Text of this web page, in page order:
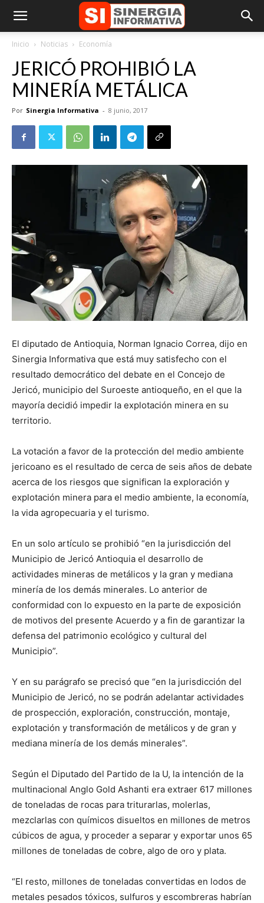
Inicio Noticias Economía
JERICÓ PROHIBIÓ LA
MINERÍA METÁLICA
Por Sinergia Informativa - 8 junio, 2017
El diputado de Antioquia, Norman Ignacio Correa, dijo en
Sinergia Informativa que está muy satisfecho con el
resultado democrático del debate en el Concejo de
Jericó, municipio del Suroeste antioqueño, en el que la
mayoría decidió impedir la explotación minera en su
territorio.
La votación a favor de la protección del medio ambiente
jericoano es el resultado de cerca de seis años de debate
acerca de los riesgos que significan la exploración y
explotación minera para el medio ambiente, la economía,
la vida agropecuaria y el turismo.
En un solo artículo se prohibió “en la jurisdicción del
Municipio de Jericó Antioquia el desarrollo de
actividades mineras de metálicos y la gran y mediana
minería de los demás minerales. Lo anterior de
conformidad con lo expuesto en la parte de exposición
de motivos del presente Acuerdo y a fin de garantizar la
defensa del patrimonio ecológico y cultural del
Municipio”.
Y en su parágrafo se precisó que “en la jurisdicción del
Municipio de Jericó, no se podrán adelantar actividades
de prospección, exploración, construcción, montaje,
explotación y transformación de metálicos y de gran y
mediana minería de los demás minerales”.
Según el Diputado del Partido de la U, la intención de la
multinacional Anglo Gold Ashanti era extraer 617 millones
de toneladas de rocas para triturarlas, molerlas,
mezclarlas con químicos disueltos en millones de metros
cúbicos de agua, y proceder a separar y exportar unos 65
millones de toneladas de cobre, algo de oro y plata.
“El resto, millones de toneladas convertidas en lodos de
metales pesados tóxicos, sulfuros y escombreras habrían